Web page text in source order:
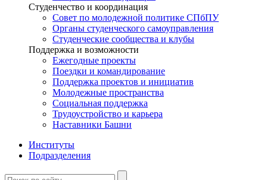
Студенчество и координация
Совет по молодежной политике СПбПУ
Органы студенческого самоуправления
Студенческие сообщества и клубы
Поддержка и возможности
Ежегодные проекты
Поездки и командирование
Поддержка проектов и инициатив
Молодежные пространства
Социальная поддержка
Трудоустройство и карьера
Наставники Башни
Институты
Подразделения